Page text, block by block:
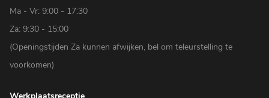
Ma - Vr: 9:00 - 17:30
Za: 9:30 - 15:00
(Openingstijden Za kunnen afwijken, bel om teleurstelling te
voorkomen)